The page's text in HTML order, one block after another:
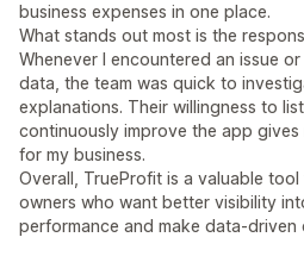
business expenses in one place.
What stands out most is the
Whenever I encountered an issue
data, the team was quick to
explanations. Their willingness to
continuously improve the app
for my business.
Overall, TrueProfit is a valuable
owners who want better visibility
performance and make data-driven